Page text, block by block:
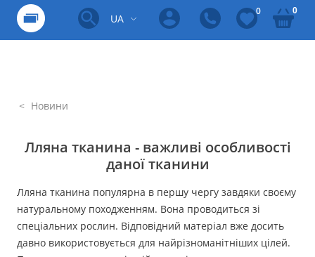
UA
0 0
Новини
Лляна тканина - важливі особливості
даної тканини
Лляна тканина популярна в першу чергу завдяки своєму
натуральному походженням. Вона проводиться зі
спеціальних рослин. Відповідний матеріал вже досить
давно використовується для найрізноманітніших цілей.